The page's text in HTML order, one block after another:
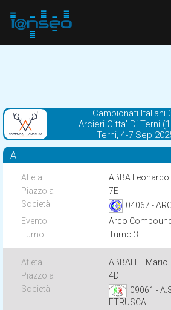
Campionati Italiani
Arcieri Citta' Di Terni
Terni, 4-7 Sep
A
ABBA Leonardo
7E
04067 -
Arco
Turno 3
ABBALLE Mario
4D
09061 -
ETRUSCA